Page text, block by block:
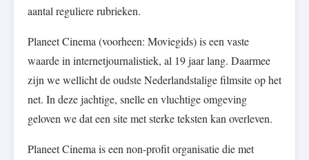
aantal reguliere rubrieken.
Planeet Cinema (voorheen: Moviegids) is een vaste
waarde in internetjournalistiek, al 19 jaar lang. Daarmee
zijn we wellicht de oudste Nederlandstalige filmsite op het
net. In deze jachtige, snelle en vluchtige omgeving
geloven we dat een site met sterke teksten kan overleven.
Planeet Cinema is een non-profit organisatie die met